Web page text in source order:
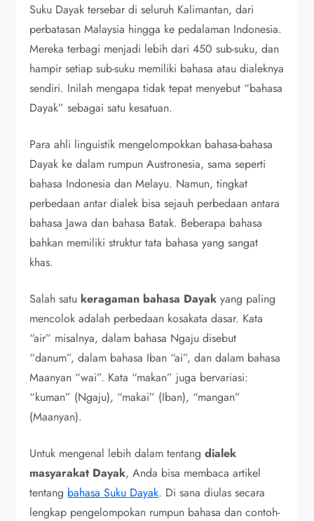
Suku Dayak tersebar di seluruh Kalimantan, dari
perbatasan Malaysia hingga ke pedalaman Indonesia.
Mereka terbagi menjadi lebih dari 450 sub-suku, dan
hampir setiap sub-suku memiliki bahasa atau dialeknya
sendiri. Inilah mengapa tidak tepat menyebut “bahasa
Dayak” sebagai satu kesatuan.
Para ahli linguistik mengelompokkan bahasa-bahasa
Dayak ke dalam rumpun Austronesia, sama seperti
bahasa Indonesia dan Melayu. Namun, tingkat
perbedaan antar dialek bisa sejauh perbedaan antara
bahasa Jawa dan bahasa Batak. Beberapa bahasa
bahkan memiliki struktur tata bahasa yang sangat
khas.
Salah satu keragaman bahasa Dayak yang paling
mencolok adalah perbedaan kosakata dasar. Kata
“air” misalnya, dalam bahasa Ngaju disebut
“danum”, dalam bahasa Iban “ai”, dan dalam bahasa
Maanyan “wai”. Kata “makan” juga bervariasi:
“kuman” (Ngaju), “makai” (Iban), “mangan”
(Maanyan).
Untuk mengenal lebih dalam tentangdialek
masyarakat Dayak, Anda bisa membaca artikel
tentang bahasa Suku Dayak. Di sana diulas secara
lengkap pengelompokan rumpun bahasa dan contoh-